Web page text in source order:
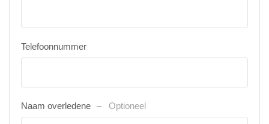
Telefoonnummer
Naam overledene Optioneel